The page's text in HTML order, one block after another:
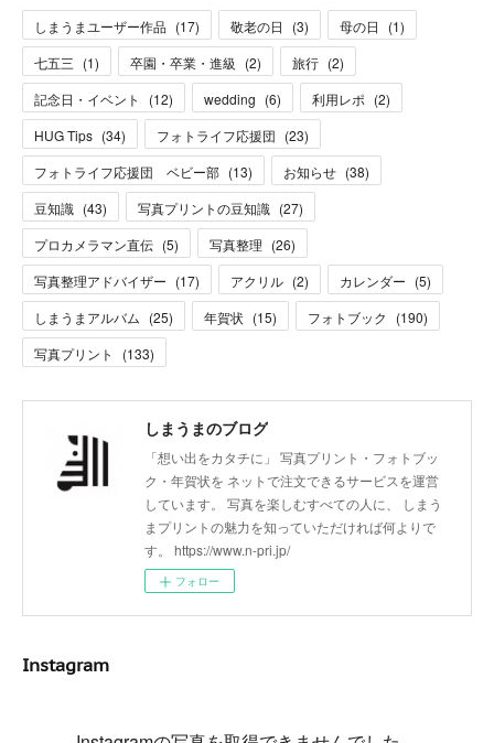
しまうまユーザー作品 (17) 敬老の日 (3) 母の日 (1)
七五三 (1) 卒園・卒業・進級 (2) 旅行 (2)
記念日・イベント
(12) wedding (6) 利用レポ (2)
HUG Tips (34) フォトライフ応援団 (23)
フォトライフ応援団 ベビー部 (13) お知らせ (38)
豆知識 (43) 写真プリントの豆知識 (27)
プロカメラマン直伝 (5) 写真整理 (26)
写真整理アドバイザー (17) アクリル (2) カレンダー (5)
しまうまアルバム (25) 年賀状 (15) フォトブック (190)
写真プリント
(133)
しまうまのブログ
「想い出をカタチに」 写真プリント・フォトブッ
ク・年賀状を ネットで注文できるサービスを運営
しています。 写真を楽しむすべての人に、 しまう
まプリントの魅力を知っていただければ何よりで
す。 https://www.n-pri.jp/
フォロー
Instagram